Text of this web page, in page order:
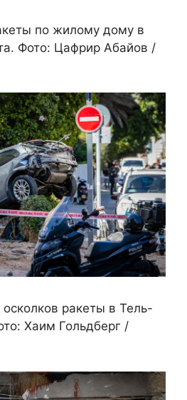
по жилому дому в
Фото: Цафрир Абайов /
ракеты в Тель-
Хаим Гольдберг /